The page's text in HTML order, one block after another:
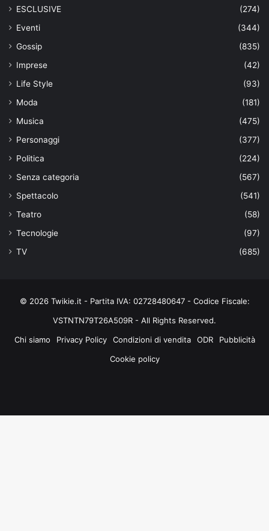
ESCLUSIVE
(274)
Eventi
(344)
Gossip
(835)
Imprese
(42)
Life Style
(93)
Moda
(181)
Musica
(475)
Personaggi
(377)
Politica
(224)
Senza categoria
(567)
Spettacolo
(541)
Teatro
(58)
Tecnologie
(97)
TV
(685)
© 2026 Twikie.it - Partita IVA: 02728480647 - Codice Fiscale:
VSTNTN79T26A509R - All Rights Reserved.
Chi siamo
Privacy Policy Condizioni di vendita ODR
Pubblicità
Cookie policy
Tube